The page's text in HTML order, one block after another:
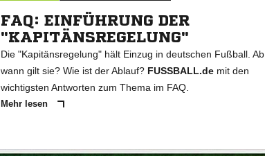
FAQ: EINFÜHRUNG DER
"KAPITÄNSREGELUNG"
Die "Kapitänsregelung" hält Einzug in deutschen Fußball. Ab
wann gilt sie? Wie ist der Ablauf? FUSSBALL.demit den
wichtigsten Antworten zum Thema im FAQ.
Mehr lesen